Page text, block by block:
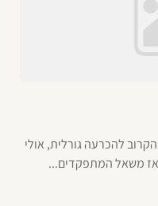
להכרעה גורלית, אולי
משאל המתפקדים...